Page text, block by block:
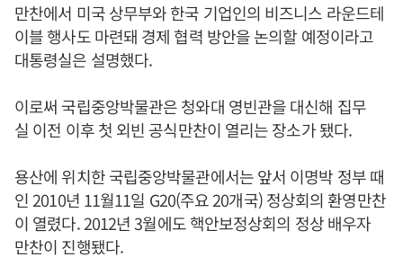
만찬에서 미국 상무부와 한국 기업인의 비즈니스 라운드테
이블 행사도 마련돼 경제 협력 방안을 논의할 예정이라고
대통령실은 설명했다.
이로써 국립중앙박물관은 청와대 영빈관을 대신해 집무
실 이전 이후 첫 외빈 공식만찬이 열리는 장소가 됐다.
용산에 위치한 국립중앙박물관에서는 앞서 이명박 정부 때
인 2010년 11월11일 G20(주요 20개국) 정상회의 환영만찬
이 열렸다. 2012년 3월에도 핵안보정상회의 정상 배우자
만찬이 진행됐다.